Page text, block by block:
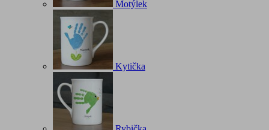
Motýlek
Kytička